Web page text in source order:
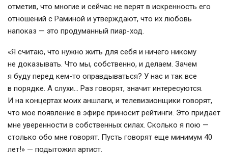
отметив, что многие и сейчас не верят в искренность его
отношений с Раминой и утверждают, что их любовь
напоказ — это продуманный пиар-ход.
«Я считаю, что нужно жить для себя и ничего никому
не доказывать. Что мы, собственно, и делаем. Зачем
я буду перед кем-то оправдываться? У нас и так все
в порядке. А слухи… Раз говорят, значит интересуются.
И на концертах моих аншлаги, и телевизионщики говорят,
что мое появление в эфире приносит рейтинги. Это придает
мне уверенности в собственных силах. Сколько я пою —
столько обо мне говорят. Пусть говорят еще минимум 40
лет!» — подытожил артист.